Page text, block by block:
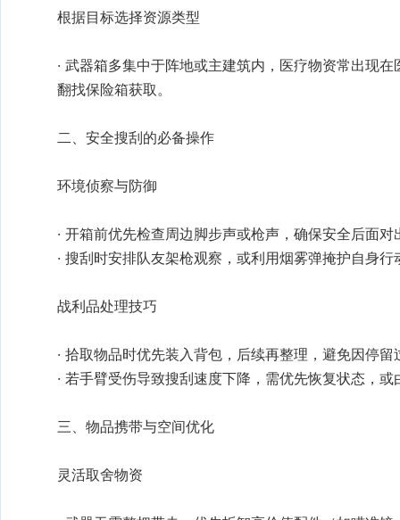
根据目标选择资源类型
· 武器箱多集中于阵地或主建筑内，医疗物资常出现
翻找保险箱获取‌。
环境侦察与防御
战利品处理技巧
灵活取舍物资